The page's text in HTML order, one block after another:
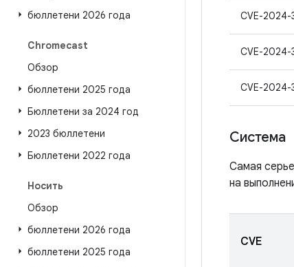
бюллетени 2026 года
Chromecast
Обзор
бюллетени 2025 года
Бюллетени за 2024 год
2023 бюллетени
Бюллетени 2022 года
Носить
Обзор
бюллетени 2026 года
бюллетени 2025 года
CVE-2024-
CVE-2024-
CVE-2024-
Система
Самая
на
CVE